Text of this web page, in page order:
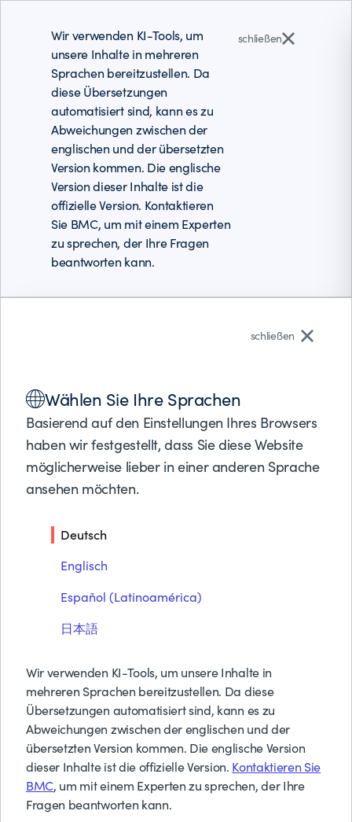
Partner
Support
Wir verwenden KI-Tools, um
unsere Inhalte in mehreren
Sprachen bereitzustellen. Da
diese Übersetzungen
automatisiert sind, kann es zu
Abweichungen zwischen der
englischen und der übersetzten
Version kommen. Die englische
Version dieser Inhalte ist die
offizielle Version. Kontaktieren
Sie BMC, um mit einem Experten
zu sprechen, der Ihre Fragen
beantworten kann.
schließen
schließen
Wählen Sie Ihre Sprachen
Basierend auf den Einstellungen Ihres Browsers
haben wir festgestellt, dass Sie diese Website
möglicherweise lieber in einer anderen Sprache
ansehen möchten.
Deutsch
Englisch
Español (Latinoamérica)
日本語
Wir verwenden KI-Tools, um unsere Inhalte in
mehreren Sprachen bereitzustellen. Da diese
Übersetzungen automatisiert sind, kann es zu
Abweichungen zwischen der englischen und der
übersetzten Version kommen. Die englische Version
dieser Inhalte ist die offizielle Version. Kontaktieren Sie
BMC, um mit einem Experten zu sprechen, der Ihre
Fragen beantworten kann.
PARTNER LOCATOR ACCENTURE
Accenture
Accenture ist ein globales
Dienstleistungsunternehmen mit führenden
Fähigkeiten in den Bereichen Digital, Cloud und
Sicherheit. Mit unvergleichlicher Erfahrung und
spezialisierten Fähigkeiten aus mehr als 40